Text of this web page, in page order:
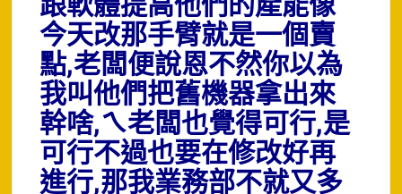
今天改那手臂就是一個賣
點,老闆便說恩不然你以為
我叫他們把舊機器拿出來
幹啥,ㄟ老闆也覺得可行,是
可行不過也要在修改好再
進行,那我業務部不就又多